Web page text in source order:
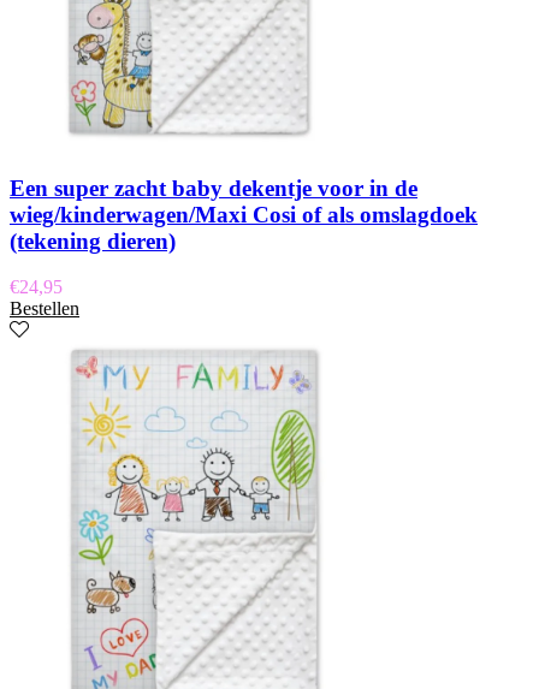
Een super zacht baby dekentje voor in de
wieg/kinderwagen/Maxi Cosi of als omslagdoek
(tekening dieren)
€24,95
Bestellen